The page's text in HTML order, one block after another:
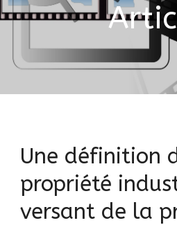
Une définition
propriété
versant de la